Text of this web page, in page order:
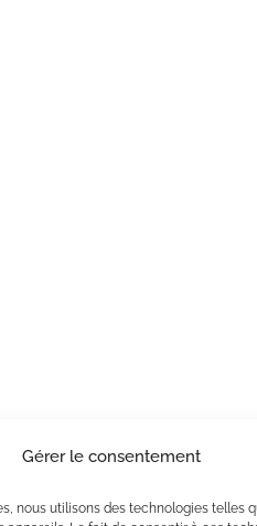
Gérer le consentement
nous utilisons des technologies telles